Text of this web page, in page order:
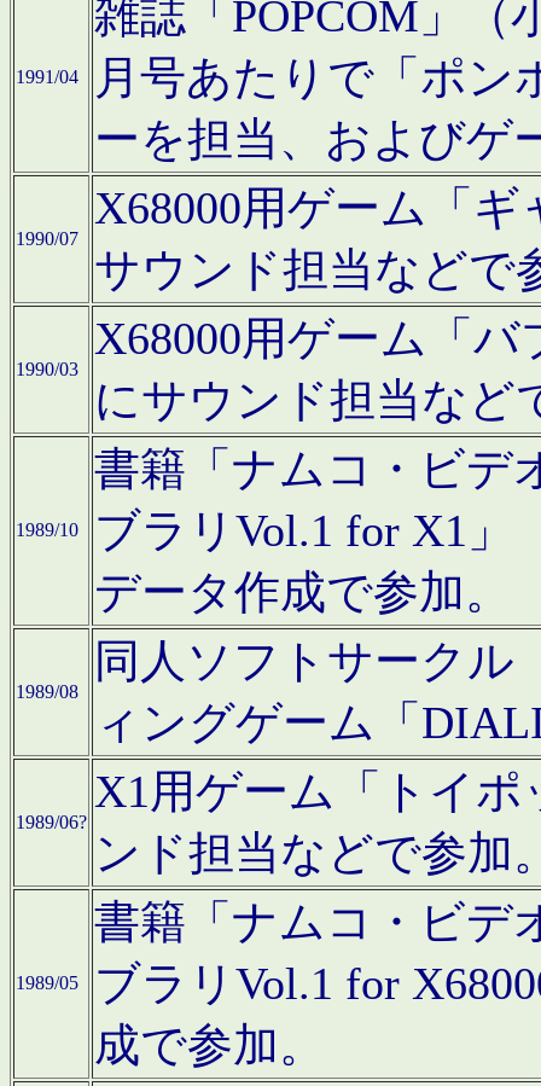
1991/04
雑誌「POPCOM」（
月号あたりで「ポン
ーを担当、およびゲ
1990/07
X68000用ゲーム「
サウンド担当などで
1990/03
X68000用ゲーム「
にサウンド担当など
1989/10
書籍「ナムコ・ビデ
ブラリVol.1 for X1」
データ作成で参加。
1989/08
同人ソフトサークル
ィングゲーム「
1989/06?
X1用ゲーム「トイ
ンド担当などで参加
1989/05
書籍「ナムコ・ビデ
ブラリVol.1 for
成で参加。